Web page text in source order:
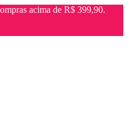
acima de R$ 399,90.